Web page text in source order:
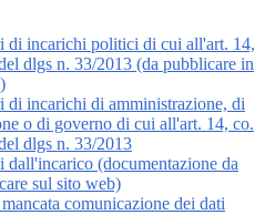
di incarichi politici di cui all'art. 14,
dlgs n. 33/2013 (da pubblicare in
di incarichi di amministrazione, di
o di governo di cui all'art. 14, co.
dlgs n. 33/2013
dall'incarico (documentazione da
sul sito web)
comunicazione dei dati